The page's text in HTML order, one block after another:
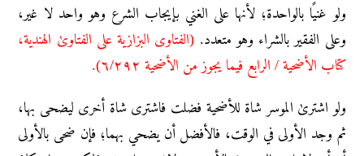
ولو غنیًا بالواحدة؛ لأنها علی الغني بإیجاب الشرع وهو واحد لا غیر،
وعلی الفقیر بالشراء وهو متعدد. (الفتاوی البزازیة علی الفتاویٰ الهندیة،
کتاب الأضحیة / الرابع فیما یجوز من الأضحیة ٦/۲۹۲).
ولو اشتریٰ الموسر شاة للأضحیة فضلت فاشتری شاة أخری لیضحی بها،
ثم وجد الأولی في الوقت، فالأفضل أن یضحي بهما؛ فإن ضحی بالأولی